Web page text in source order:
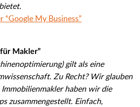
“Google My Business”
für Makler”
gilt als eine
Zu Recht? Wir glauben
Immobilienmakler haben wir die
zusammengestellt. Einfach,